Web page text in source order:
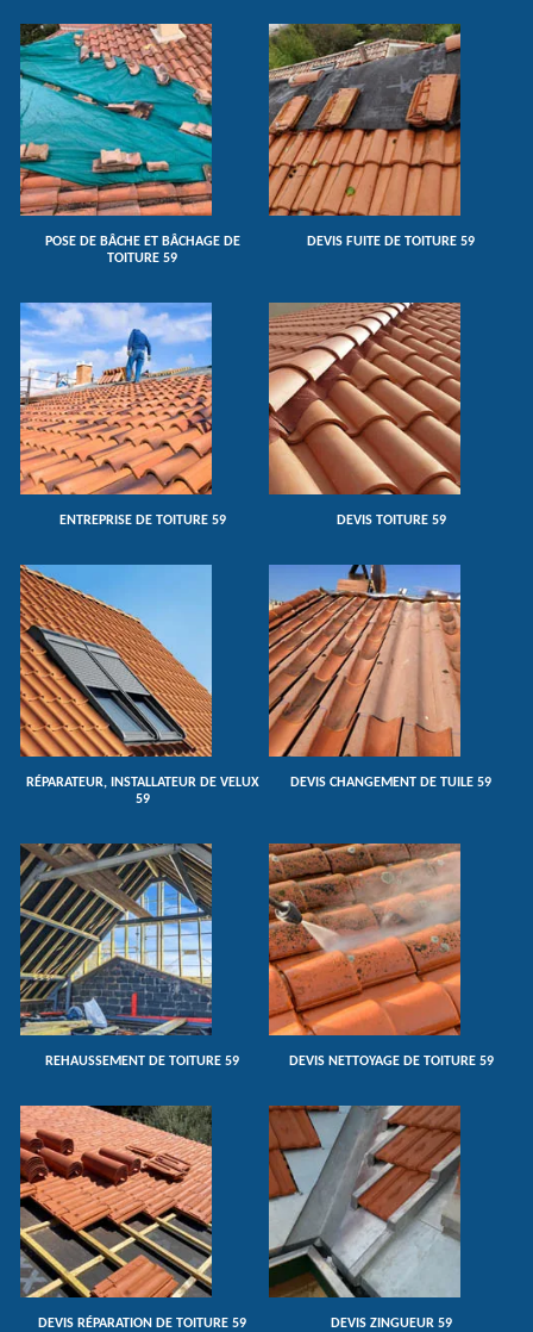
POSE DE BÂCHE ET BÂCHAGE DE
TOITURE 59
DEVIS FUITE DE TOITURE 59
ENTREPRISE DE TOITURE 59 DEVIS TOITURE 59
RÉPARATEUR, INSTALLATEUR DE VELUX
59
DEVIS CHANGEMENT DE TUILE 59
REHAUSSEMENT DE TOITURE 59 DEVIS NETTOYAGE DE TOITURE 59
DEVIS RÉPARATION DE TOITURE 59 DEVIS ZINGUEUR 59